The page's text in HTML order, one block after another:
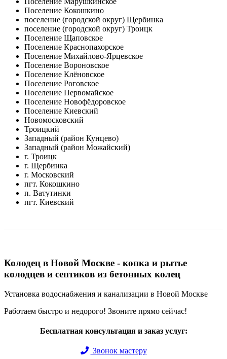
Поселение Кокошкино
поселение (городской округ) Щербинка
поселение (городской округ) Троицк
Поселение Щаповское
Поселение Краснопахорское
Поселение Михайлово-Ярцевское
Поселение Вороновское
Поселение Клёновское
Поселение Роговское
Поселение Первомайское
Поселение Новофёдоровское
Поселение Киевский
Новомосковский
Троицкий
Западный (район Кунцево)
Западный (район Можайский)
г. Троицк
г. Щербинка
г. Московский
пгт. Кокошкино
п. Ватутинки
пгт. Киевский
Колодец в Новой Москве - копка и рытье
колодцев и септиков из бетонных колец
Установка водоснабжения и канализации в Новой Москве
Работаем быстро и недорого! Звоните прямо сейчас!
Бесплатная консультация и заказ услуг:
Звонок мастеру